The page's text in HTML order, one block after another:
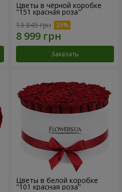
Цветы в чёрной коробке
"151 красная роза"
13 845 грн
Заказать
Цветы в белой коробке
"101 красная роза"